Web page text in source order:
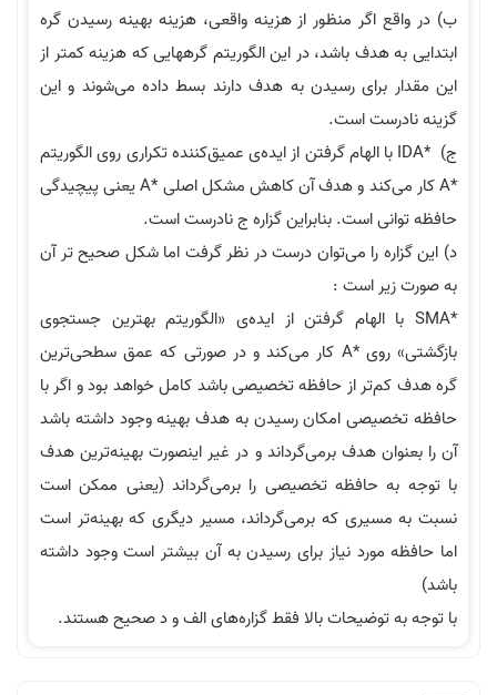
اگر منظور از هزینه واقعی، هزینه بهینه رسیدن گره
ابتدایی به هدف باشد،‌ در این الگوریتم گره‎هایی که هزینه کمتر از
برای رسیدن به هدف دارند بسط داده می‌شوند و این
است.
با الهام گرفتن از ایده‌ی عمیق‌کننده تکراری روی الگوریتم
و هدف آن کاهش مشکل اصلیA*یعنی پیچیدگی
است. بنابراین گزاره ج نادرست است.
را می‌توان درست در نظر گرفت اما شکل صحیح تر آن
است :
الهام گرفتن از ایده‌ی «الگوریتم بهترین جستجوی
رویA*کار می‌کند و در صورتی که عمق سطحی‌ترین
از حافظه تخصیصی باشد کامل خواهد بود و اگر با
امکان رسیدن به هدف بهینه وجود داشته باشد
هدف برمی‌گرداند و در غیر اینصورت بهینه‌ترین هدف
حافظه تخصیصی را بر‌می‌گرداند (یعنی ممکن است
که برمی‌گرداند، مسیر دیگری که بهینه‌تر است
مورد نیاز برای رسیدن به آن بیشتر است وجود داشته
توضیحات بالا فقط گزاره‌های الف و د صحیح هستند.